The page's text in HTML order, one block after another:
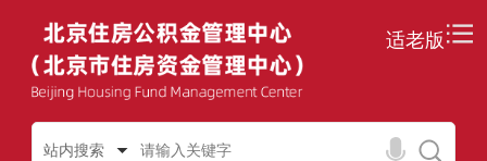
适老版
站内搜索